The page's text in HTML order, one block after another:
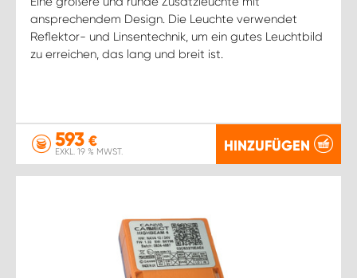
ansprechendem Design. Die Leuchte verwendet
Reflektor- und Linsentechnik, um ein gutes Leuchtbild
zu erreichen, das lang und breit ist.
593 €
EXKL. 19 % MWST. HINZUFÜGEN